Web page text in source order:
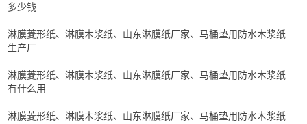
多少钱
淋膜菱形纸、淋膜木浆纸、山东淋膜纸厂家、马桶垫用防水木浆纸
生产厂
淋膜菱形纸、淋膜木浆纸、山东淋膜纸厂家、马桶垫用防水木浆纸
有什么用
淋膜菱形纸、淋膜木浆纸、山东淋膜纸厂家、马桶垫用防水木浆纸